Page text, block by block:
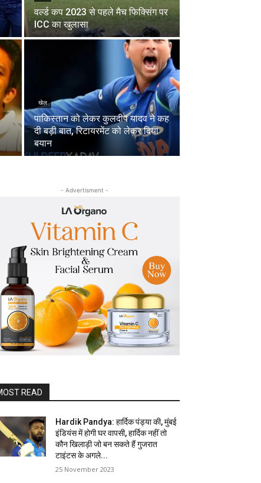
वर्ल्ड कप 2023 से पहले मैच फिक्सिंग पर
ICC का खुलासा
खेल
पाकिस्तान को लेकर कुलदीप यादव ने कह
दी बड़ी बात, रिटायरमेंट को लेकर दिया
बयान
- Advertisment -
READ
Hardik Pandya: हार्दिक पंड्या की, मुंबई
इंडियंस में होगी घर वापसी, हार्दिक नहीं तो
कौन खिलाड़ी जो बन सकते हैं गुजरात
टाइंटस के अगले...
25 November 2023